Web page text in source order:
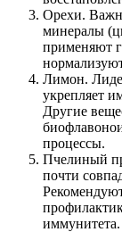
Орехи.
минералы
применяют
Лимон.
укрепляет
Другие
процессы.
Пчелиный
почти
иммунитета.